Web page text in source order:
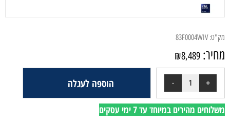
מק"ט: 83F0004WIV
מחיר: ₪8,489
הוספה לעגלה
משלוחים מהירים במיוחד עד 7 ימי עסקים